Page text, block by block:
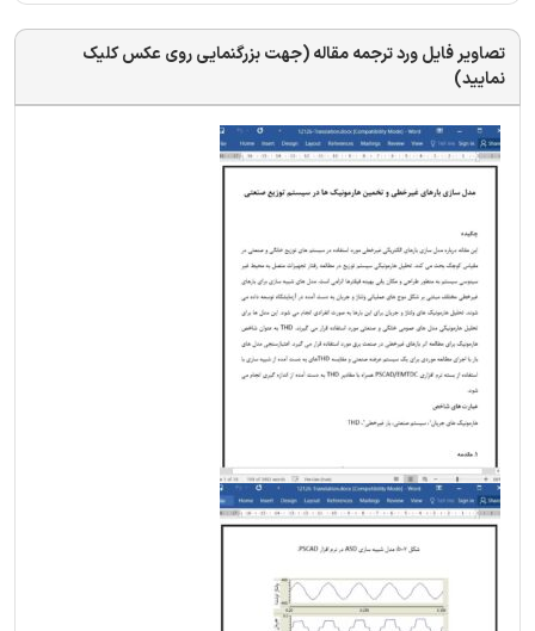
تصاویر فایل ورد ترجمه مقاله (جهت بزرگنمایی روی عکس کلیک
نمایید)